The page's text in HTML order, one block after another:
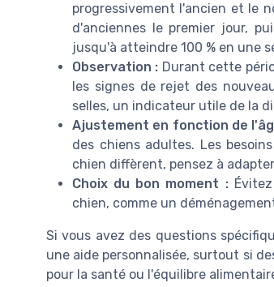
progressivement l'ancien et le
d'anciennes le premier jour,
jusqu'à atteindre 100 % en une
Observation : Durant cette
les signes de rejet des
selles, un indicateur utile de la
Ajustement en fonction de
des chiens adultes. Les
chien diffèrent, pensez à
Choix du bon moment :Évitez
chien, comme un
Si vous avez des questions
une aide personnalisée, surtout si
pour la santé ou l'équilibre